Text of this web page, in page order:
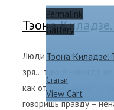
Permalink
Gallery
Тэона Киладзе.
Статьи
View Cart
Тэона
Люди всегда
зря... такие никогда
как открытые книги.
говоришь правду –